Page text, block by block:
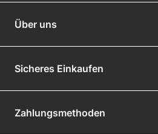
Über uns
Zahlungsmethoden
Sicheres Einkaufen